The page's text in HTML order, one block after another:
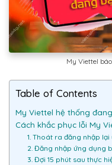
My Viettel
Table of Contents
My Viettel hệ thống
Cách khắc phục lỗi My
1. Thoát ra đăng nhập
2. Đăng nhập ứng dụng
3. Đợi 15 phút sau thực